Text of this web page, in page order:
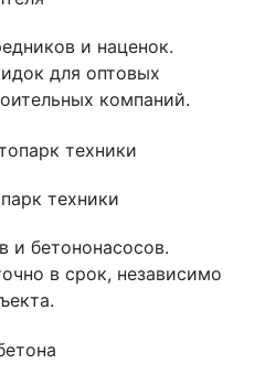
и наценок.
для оптовых
компаний.
техники
и бетононасосов.
в срок, независимо